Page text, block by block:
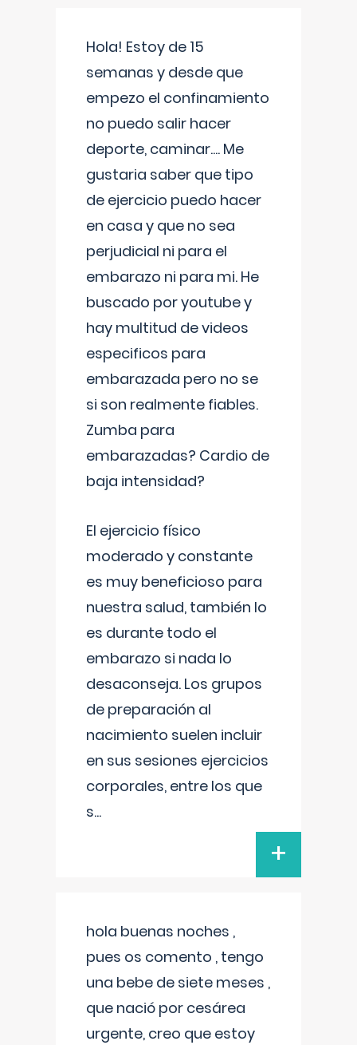
Hola! Estoy de 15
semanas y desde que
empezo el confinamiento
no puedo salir hacer
deporte, caminar.... Me
gustaria saber que tipo
de ejercicio puedo hacer
en casa y que no sea
perjudicial ni para el
embarazo ni para mi. He
buscado por youtube y
hay multitud de videos
especificos para
embarazada pero no se
si son realmente fiables.
Zumba para
embarazadas? Cardio de
baja intensidad?
El ejercicio físico
moderado y constante
es muy beneficioso para
nuestra salud, también lo
es durante todo el
embarazo si nada lo
desaconseja. Los grupos
de preparación al
nacimiento suelen incluir
en sus sesiones ejercicios
corporales, entre los que
s...
+
hola buenas noches ,
pues os comento , tengo
una bebe de siete meses ,
que nació por cesárea
urgente, creo que estoy